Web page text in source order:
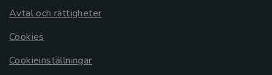
Avtal och rättigheter
Cookies
Cookieinställningar